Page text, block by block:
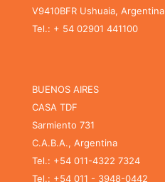
V9410BFR Ushuaia, Argentina
Tel.: + 54 02901 441100
BUENOS AIRES
CASA TDF
Sarmiento 731
C.A.B.A., Argentina
Tel.: +54 011-4322 7324
Tel.: +54 011 - 3948-0442